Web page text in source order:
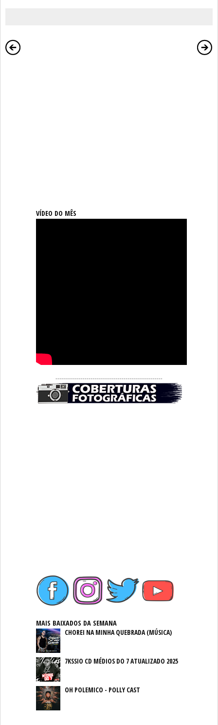
VÍDEO DO MÊS
-------------------------------------------------------
MAIS BAIXADOS DA SEMANA
CHOREI NA MINHA QUEBRADA (MÚSICA)
7KSSIO CD MÉDIOS DO 7 ATUALIZADO 2025
OH POLEMICO - POLLY CAST